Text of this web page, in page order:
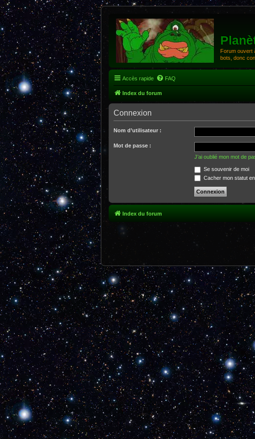
Forum ouvert
bots, donc
Accès rapide FAQ
Index du forum
Connexion
Nom d’utilisateur :
Mot de passe :
J’ai oublié mon mot de
Se souvenir de moi
Cacher mon statut
Index du forum